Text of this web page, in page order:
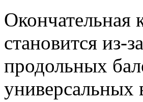
Окончательная
становится из-
продольных
универсальных